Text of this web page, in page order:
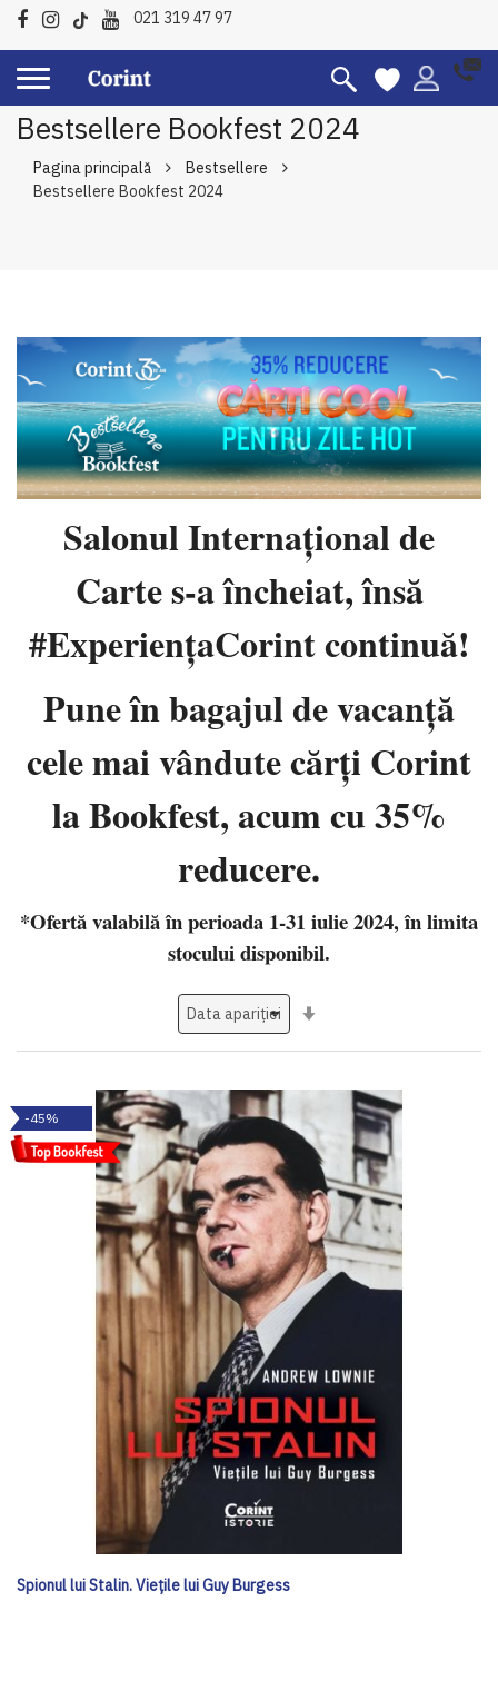
021 319 47 97
Bestsellere Bookfest 2024
Pagina principală
Bestsellere
Bestsellere Bookfest 2024
Salonul Internaţional de
Carte s-a încheiat, însă
#ExperiențaCorint continuă!
Pune în bagajul de vacanţă
cele mai vândute cărţi Corint
la Bookfest, acum cu 35%
reducere.
*Ofertă valabilă în perioada 1-31 iulie 2024, în limita
stocului disponibil.
-45%
Spionul lui Stalin. Viețile lui Guy Burgess